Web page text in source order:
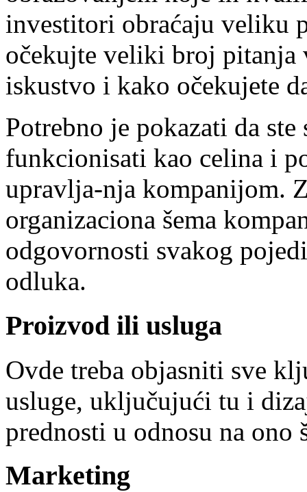
investitori obraćaju veliku
očekujte veliki broj pitanja
iskustvo i kako očekujete
Potrebno je pokazati da
funkcionisati kao celina i
upravlja-nja kompanijom.
organizaciona šema
odgovornosti svakog
odluka.
Proizvod ili usluga
Ovde treba objasniti sve
usluge, uključujući tu i
prednosti u odnosu na ono
Marketing